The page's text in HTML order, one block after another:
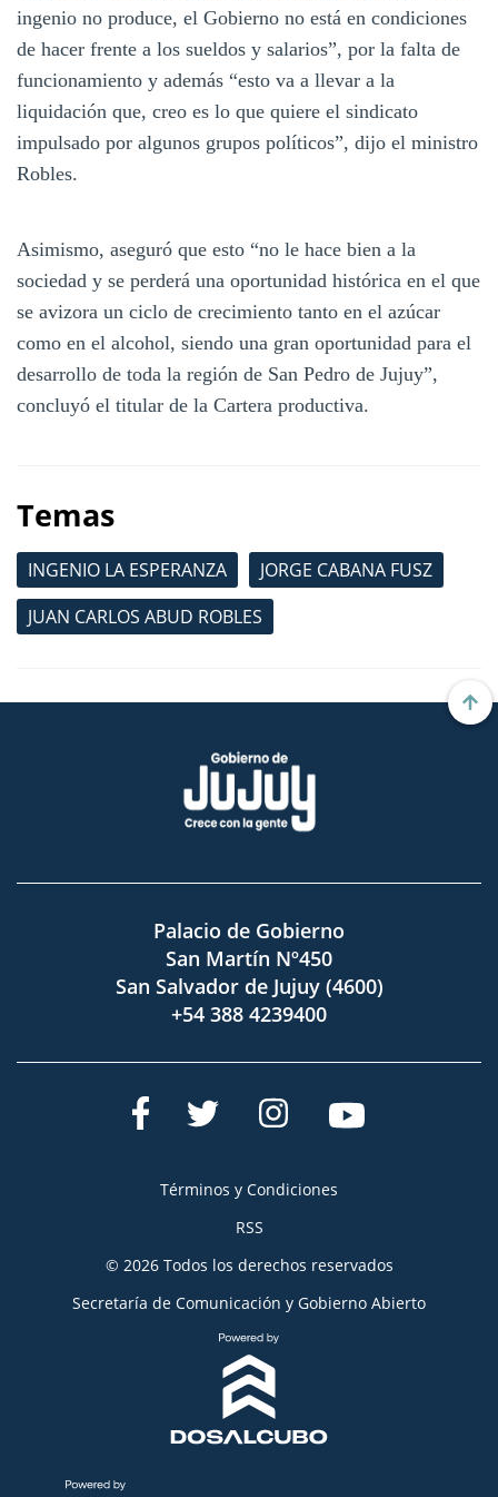
ingenio no produce, el Gobierno no está en condiciones
de hacer frente a los sueldos y salarios”, por la falta de
funcionamiento y además “esto va a llevar a la
liquidación que, creo es lo que quiere el sindicato
impulsado por algunos grupos políticos”, dijo el ministro
Robles.
Asimismo, aseguró que esto “no le hace bien a la
sociedad y se perderá una oportunidad histórica en el que
se avizora un ciclo de crecimiento tanto en el azúcar
como en el alcohol, siendo una gran oportunidad para el
desarrollo de toda la región de San Pedro de Jujuy”,
concluyó el titular de la Cartera productiva.
Temas
INGENIO LA ESPERANZA
JORGE CABANA FUSZ
JUAN CARLOS ABUD ROBLES
Palacio de Gobierno
San Martín Nº450
San Salvador de Jujuy (4600)
+54 388 4239400
Términos y Condiciones
RSS
© 2026 Todos los derechos reservados
Secretaría de Comunicación y Gobierno Abierto